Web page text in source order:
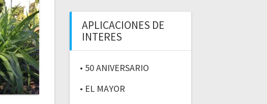
APLICACIONES DE
INTERES
• 50 ANIVERSARIO
• EL MAYOR